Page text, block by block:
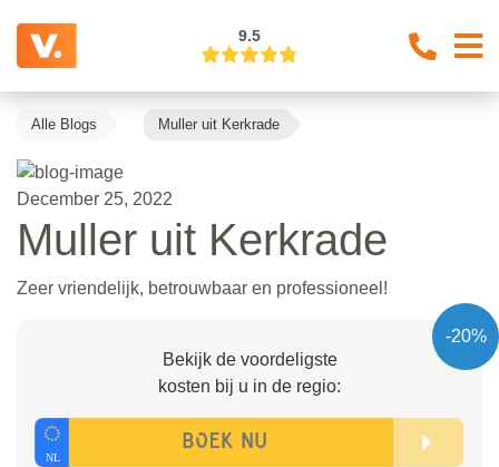
9.5
Alle Blogs Muller uit Kerkrade
December 25, 2022
Muller uit Kerkrade
Zeer vriendelijk, betrouwbaar en professioneel!
-20%
Bekijk de voordeligste
kosten bij u in de regio: